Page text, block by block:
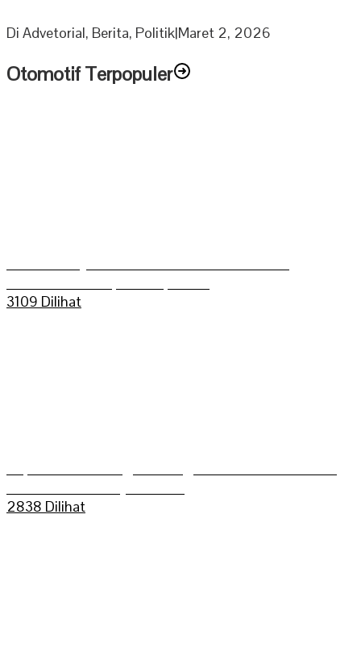
Di Advetorial, Berita, Politik|Maret 2, 2026
Otomotif Terpopuler
3109 Dilihat
2838 Dilihat